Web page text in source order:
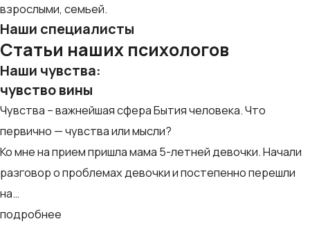
взрослыми, семьей.
Наши специалисты
Статьи наших психологов
Наши чувства:
чувство вины
Чувства – важнейшая сфера Бытия человека. Что
первично — чувства или мысли?
Ко мне на прием пришла мама 5-летней девочки. Начали
разговор о проблемах девочки и постепенно перешли
на…
подробнее